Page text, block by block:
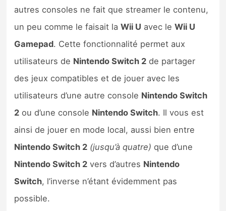
autres consoles ne fait que streamer le contenu,
un peu comme le faisait laWii U avec leWii U
Gamepad. Cette fonctionnalité permet aux
utilisateurs de Nintendo Switch 2 de partager
des jeux compatibles et de jouer avec les
utilisateurs d’une autre console Nintendo Switch
2 ou d’une console Nintendo Switch. Il vous est
ainsi de jouer en mode local, aussi bien entre
Nintendo Switch 2 (jusqu’à quatre) que d’une
Nintendo Switch 2 vers d’autres Nintendo
Switch, l’inverse n’étant évidemment pas
possible.